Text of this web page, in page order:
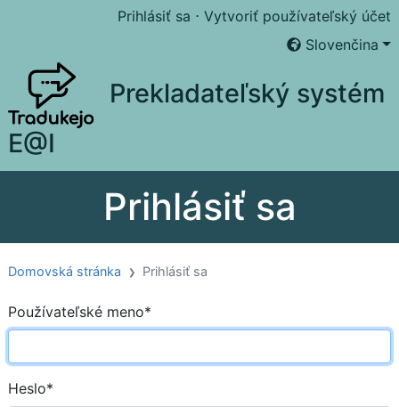
Prihlásiť sa ⋅Vytvoriť používateľský účet
Slovenčina
Prekladateľský systém
E@I
Prihlásiť sa
Domovská stránka Prihlásiť sa
Používateľské meno*
Heslo*